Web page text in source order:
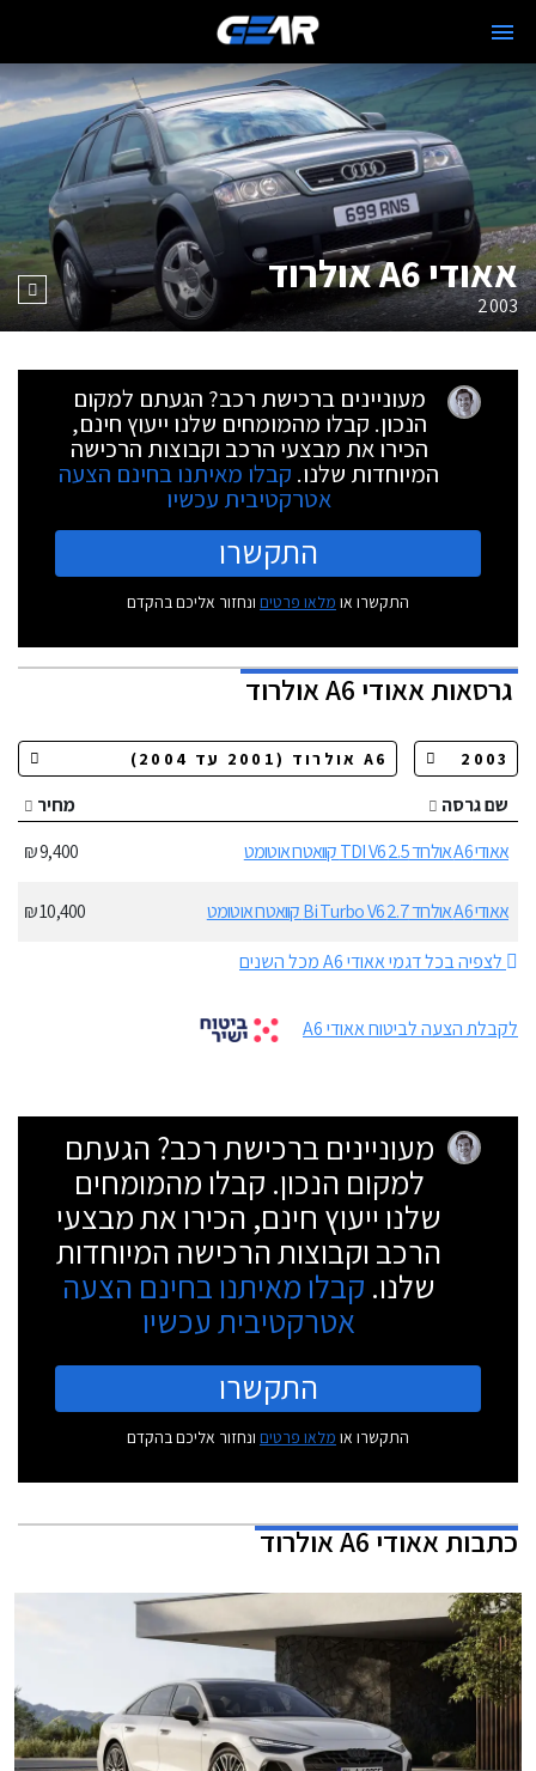
אאודי A6 אולרוד
2003
מעוניינים ברכישת רכב? הגעתם למקום
הנכון. קבלו מהמומחים שלנו ייעוץ חינם,
הכירו את מבצעי הרכב וקבוצות הרכישה
המיוחדות שלנו. קבלו מאיתנו בחינם הצעה
אטרקטיבית עכשיו
התקשרו
התקשרו או מלאו פרטים ונחזור אליכם בהקדם
גרסאותאאודי A6 אולרוד
שם גרסה
מחיר
אאודי A6 אולרוד 2.5 TDI V6 קוואטרו אוטומט
9,400 ₪
אאודי A6 אולרוד 2.7 Bi Turbo V6 קוואטרו אוטומט
10,400 ₪
לצפיה בכל דגמי אאודי A6 מכל השנים
לקבלת הצעה לביטוח אאודי A6
מעוניינים ברכישת רכב? הגעתם
למקום הנכון. קבלו מהמומחים
שלנו ייעוץ חינם, הכירו את מבצעי
הרכב וקבוצות הרכישה המיוחדות
שלנו. קבלו מאיתנו בחינם הצעה
אטרקטיבית עכשיו
התקשרו
התקשרו או מלאו פרטים ונחזור אליכם בהקדם
כתבותאאודי A6 אולרוד